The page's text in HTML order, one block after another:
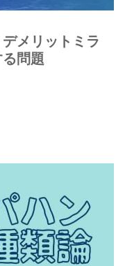
メリットミラ
問題